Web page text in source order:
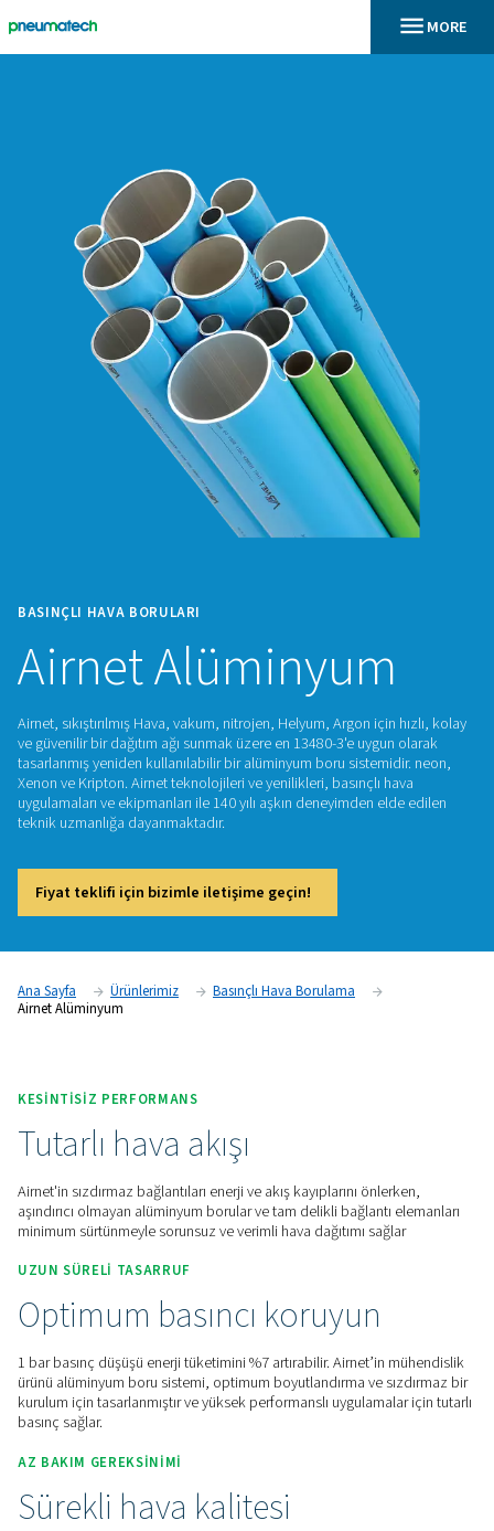
BASINÇLI HAVA BORULARI
Airnet
Airnet, sıkıştırılmış Hava, vakum, nitrojen, Helyum, Argon
tasarlanmış yeniden kullanılabilir bir alüminyum boru
Xenon ve Kripton. Airnet teknolojileri ve yenilikleri, basınçlı
uygulamaları ve ekipmanları ile 140 yılı aşkın deneyimden
Ana Sayfa Ürünlerimiz
Basınçlı Hava Borulama
Airnet Alüminyum
KESINTISIZ PERFORMANS
Tutarlı hava akışı
Airnet'in sızdırmaz bağlantıları enerji ve akış kayıplarını
aşındırıcı olmayan alüminyum borular ve tam delikli